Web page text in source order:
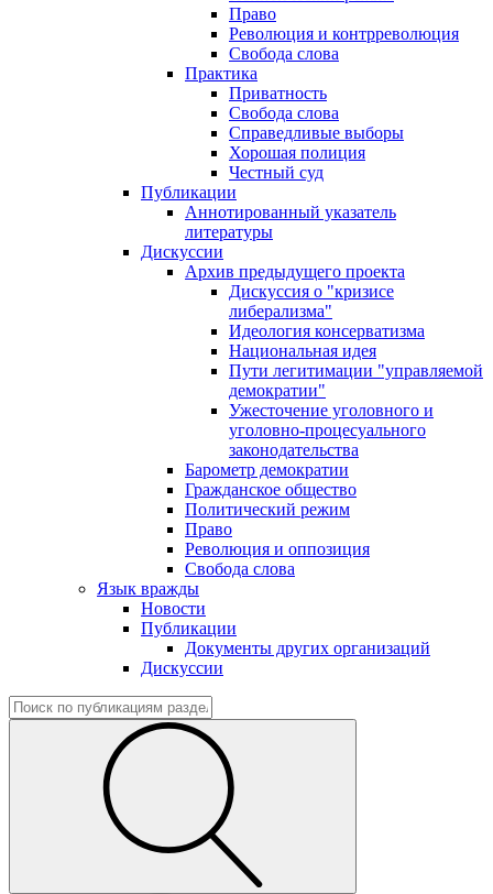
Право
Революция и контрреволюция
Свобода слова
Практика
Приватность
Свобода слова
Справедливые выборы
Хорошая полиция
Честный суд
Публикации
Аннотированный указатель
литературы
Дискуссии
Архив предыдущего проекта
Дискуссия о "кризисе
либерализма"
Идеология консерватизма
Национальная идея
Пути легитимации "управляемой
демократии"
Ужесточение уголовного и
уголовно-процесуального
законодательства
Барометр демократии
Гражданское общество
Политический режим
Право
Революция и оппозиция
Свобода слова
Язык вражды
Новости
Публикации
Документы других организаций
Дискуссии